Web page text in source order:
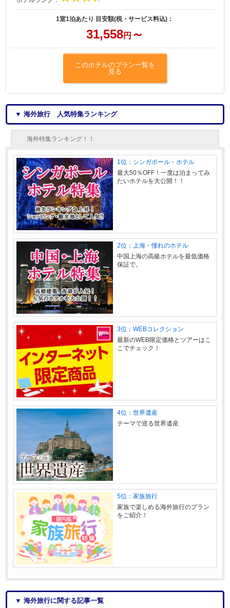
1室1泊あたり 目安額(税・サービス料込)：
31,558円 ～
このホテルのプラン一覧を
見る
▼ 海外旅行 人気特集ランキング
海外特集ランキング！！
1位：シンガポール・ホテル
最大50％OFF！一度は泊まってみ
たいホテルを大公開！！
2位：上海・憧れのホテル
中国上海の高級ホテルを最低価格
保証で。
3位：WEBコレクション
最新のWEB限定価格とツアーはこ
こでチェック！
4位：世界遺産
テーマで巡る世界遺産
5位：家族旅行
家族で楽しめる海外旅行のプラン
をご紹介！
▼ 海外旅行に関する記事一覧